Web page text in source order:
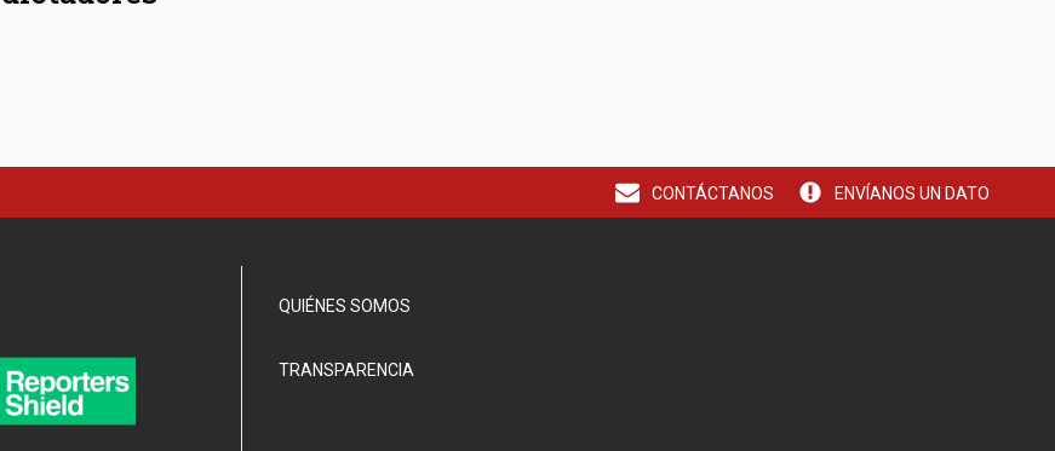
CONTÁCTANOS ENVÍANOS UN DATO
QUIÉNES SOMOS
TRANSPARENCIA